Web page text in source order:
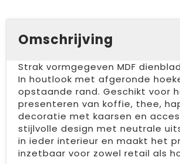
Omschrijving
Strak vormgegeven MDF
In houtlook met afgeronde
opstaande rand. Geschikt voor
presenteren van koffie, thee,
decoratie met kaarsen en
stijlvolle design met neutrale
in ieder interieur en maakt het
inzetbaar voor zowel retail als